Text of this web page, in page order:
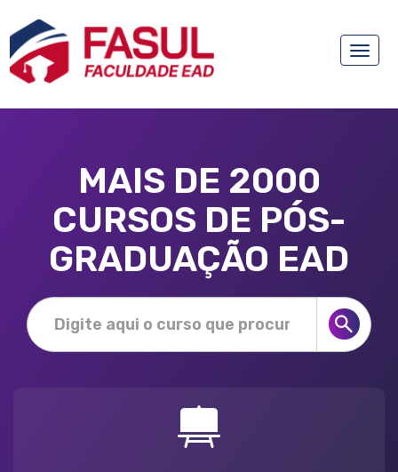
Toggle
MAIS DE 2000
CURSOS DE PÓS-
GRADUAÇÃO EAD